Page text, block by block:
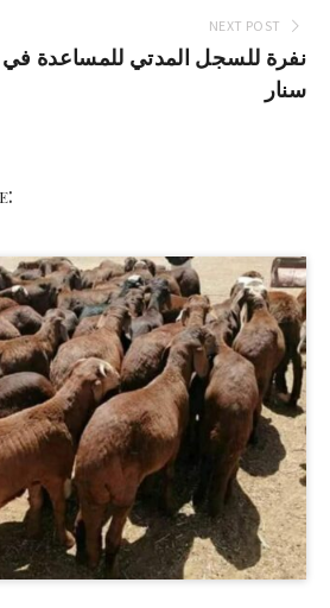
NEXT POST
نفرة للسجل المدتي للمساعدة في
سنار